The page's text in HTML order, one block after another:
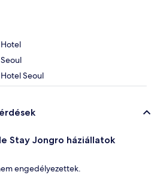
Seoul
Stay Jongro háziállatok
engedélyezettek.